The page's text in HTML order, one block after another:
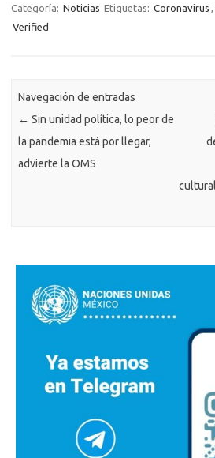
Categoría: Noticias Etiquetas: Coronavirus ,
Verified
Navegación de entradas
← Sin unidad política, lo peor de
la pandemia está por llegar,
advierte la OMS